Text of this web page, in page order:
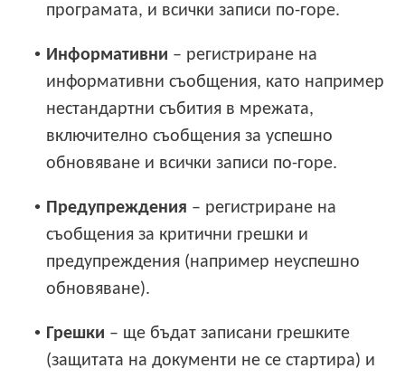
програмата, и всички записи по-горе.
• Информативни – регистриране на
информативни съобщения, като например
нестандартни събития в мрежата,
включително съобщения за успешно
обновяване и всички записи по-горе.
• Предупреждения – регистриране на
съобщения за критични грешки и
предупреждения (например неуспешно
обновяване).
• Грешки – ще бъдат записани грешките
(защитата на документи не се стартира) и